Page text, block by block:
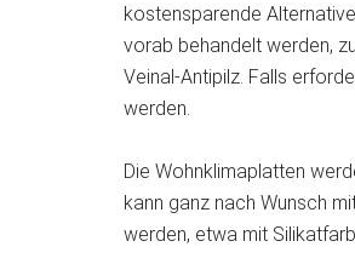
kostensparende
vorab behandelt werden,
Veinal-Antipilz. Falls
werden.
Die Wohnklimaplatten
kann ganz nach Wunsch
werden, etwa mit